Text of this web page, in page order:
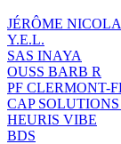
JÉRÔME
Y.E.L.
SAS INAYA
OUSS BARB R
PF CLERMONT-
CAP SOLUTIONS
HEURIS VIBE
BDS